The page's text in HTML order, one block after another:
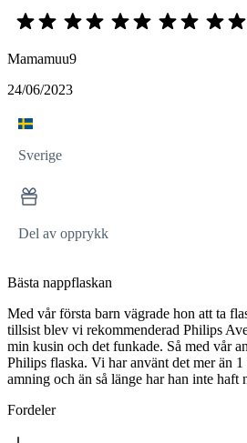
Mamamuu9
24/06/2023
Sverige
Del av opprykk
Bästa nappflaskan
Med vår första barn vägrade hon att ta
tillsist blev vi rekommenderad Philips
min kusin och det funkade. Så med vår
Philips flaska. Vi har använt det mer än
amning och än så länge har han inte haft
Fordeler